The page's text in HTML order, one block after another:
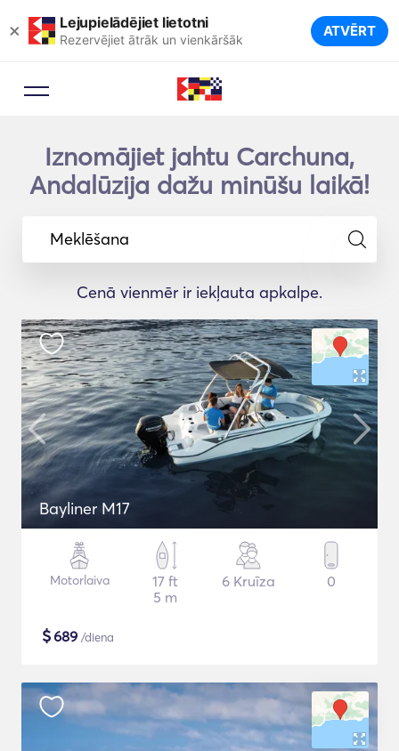
× Lejupielādējiet lietotni
Rezervējiet ātrāk un vienkāršāk ATVĒRT
Iznomājiet jahtu Carchuna,
Andalūzija dažu minūšu laikā!
Meklēšana
Cenā vienmēr ir iekļauta apkalpe.
Bayliner M17
Motorlaiva
17 ft
5 m
6 Kruīza 0
$689 /diena